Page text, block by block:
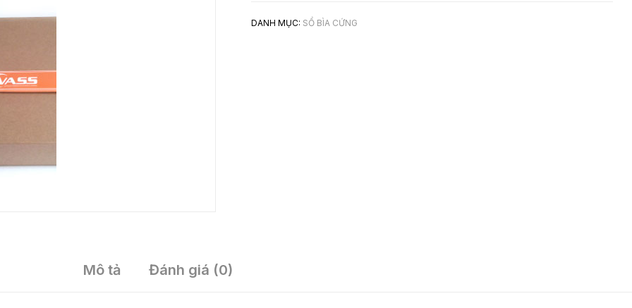
DANH MỤC: SỔ BÌA CỨNG
Mô tả Đánh giá (0)